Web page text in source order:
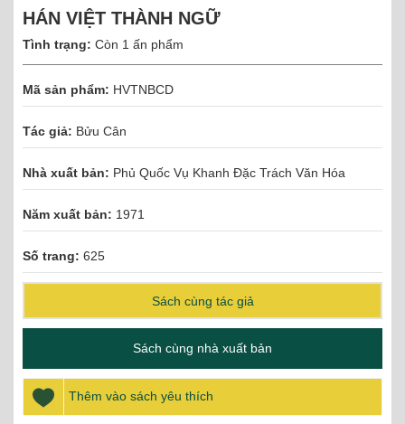
HÁN VIỆT THÀNH NGỮ
Tình trạng: Còn 1 ấn phẩm
Mã sản phẩm: HVTNBCD
Tác giả: Bửu Cân
Nhà xuất bản: Phủ Quốc Vụ Khanh Đặc Trách Văn Hóa
Năm xuất bản: 1971
Số trang: 625
Sách cùng tác giả
Sách cùng nhà xuất bản
Thêm vào sách yêu thích